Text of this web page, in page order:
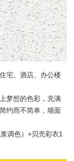
宅、酒店、办公楼
梦想的色彩，充满
约而不简单，墙面
调色）+贝壳彩衣1